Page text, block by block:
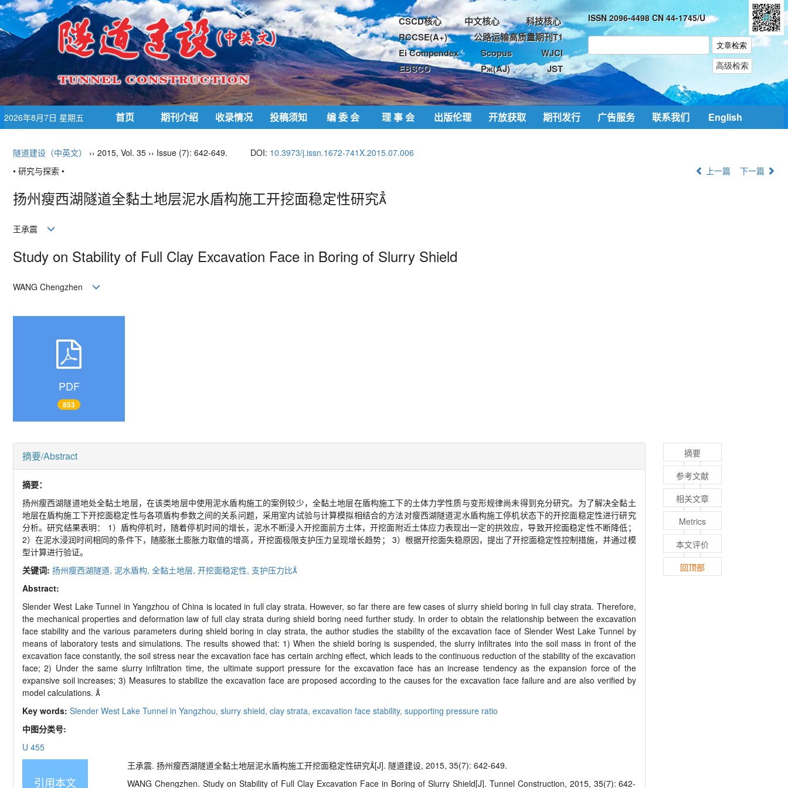
CSCD核心 中文核心
科技核心
RCCSE(A+)
公路运输高质量期刊T1
Ei Compendex
Scopus
WJCI
EBSCO
Pж(AJ) JST
ISSN 2096-4498 CN 44-1745/U
2026年8月7日 星期五 首页 期刊介绍 收录情况 投稿须知 编 委 会 理 事 会 出版伦理 开放获取 期刊发行 广告服务 联系我们 English
隧道建设（中英文） ›› 2015, Vol. 35 ›› Issue (7): 642-649. DOI: 10.3973/j.issn.1672-741X.2015.07.006
• 研究与探索 •
上一篇 下一篇
扬州瘦西湖隧道全黏土地层泥水盾构施工开挖面稳定性研究
王承震
Study on Stability of Full Clay Excavation Face in Boring of Slurry Shield
WANG Chengzhen
PDF
853
摘要/Abstract
摘要：
扬州瘦西湖隧道地处全黏土地层，在该类地层中使用泥水盾构施工的案例较少，全黏土地层在盾构施工下的土体力学性质与变形规律尚未得到充分研究。为了解决全黏土
地层在盾构施工下开挖面稳定性与各项盾构参数之间的关系问题，采用室内试验与计算模拟相结合的方法对瘦西湖隧道泥水盾构施工停机状态下的开挖面稳定性进行研究
分析。研究结果表明： 1）盾构停机时，随着停机时间的增长，泥水不断浸入开挖面前方土体，开挖面附近土体应力表现出一定的拱效应，导致开挖面稳定性不断降低；
2）在泥水浸润时间相同的条件下，随膨胀土膨胀力取值的增高，开挖面极限支护压力呈现增长趋势； 3）根据开挖面失稳原因，提出了开挖面稳定性控制措施，并通过模
型计算进行验证。
关键词: 扬州瘦西湖隧道, 泥水盾构, 全黏土地层, 开挖面稳定性, 支护压力比
Abstract:
Slender West Lake Tunnel in Yangzhou of China is located in full clay strata. However, so far there are few cases of slurry shield boring in full clay strata. Therefore,
the mechanical properties and deformation law of full clay strata during shield boring need further study. In order to obtain the relationship between the excavation
face stability and the various parameters during shield boring in clay strata, the author studies the stability of the excavation face of Slender West Lake Tunnel by
means of laboratory tests and simulations. The results showed that: 1) When the shield boring is suspended, the slurry infiltrates into the soil mass in front of the
excavation face constantly, the soil stress near the excavation face has certain arching effect, which leads to the continuous reduction of the stability of the excavation
face; 2) Under the same slurry infiltration time, the ultimate support pressure for the excavation face has an increase tendency as the expansion force of the
expansive soil increases; 3) Measures to stabilize the excavation face are proposed according to the causes for the excavation face failure and are also verified by
model calculations. 
Key words: Slender West Lake Tunnel in Yangzhou, slurry shield, clay strata, excavation face stability, supporting pressure ratio
中图分类号:
U 455
引用本文
王承震. 扬州瘦西湖隧道全黏土地层泥水盾构施工开挖面稳定性研究[J]. 隧道建设, 2015, 35(7): 642-649.
WANG Chengzhen. Study on Stability of Full Clay Excavation Face in Boring of Slurry Shield[J]. Tunnel Construction, 2015, 35(7): 642-
摘要
参考文献
相关文章
Metrics
本文评价
回顶部